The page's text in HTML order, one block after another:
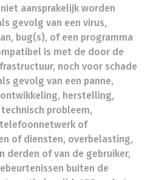
aansprakelijk worden
gevolg van een virus,
bug(s), of een programma
is met de door de
noch voor schade
gevolg van een panne,
herstelling,
probleem,
of
of diensten, overbelasting,
derden of van de gebruiker,
buiten de